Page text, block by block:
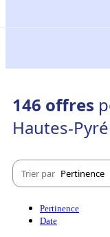
146 offres
Hautes-
Trier par Pertinence
Pertinence
Date